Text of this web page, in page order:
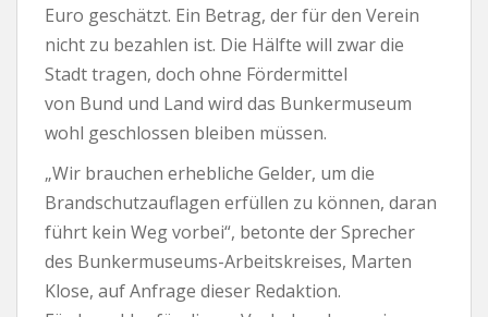
Euro geschätzt. Ein Betrag, der für den Verein
nicht zu bezahlen ist. Die Hälfte will zwar die
Stadt tragen, doch ohne Fördermittel
von Bund und Land wird das Bunkermuseum
wohl geschlossen bleiben müssen.
„Wir brauchen erhebliche Gelder, um die
Brandschutzauflagen erfüllen zu können, daran
führt kein Weg vorbei“, betonte der Sprecher
des Bunkermuseums-Arbeitskreises, Marten
Klose, auf Anfrage dieser Redaktion.